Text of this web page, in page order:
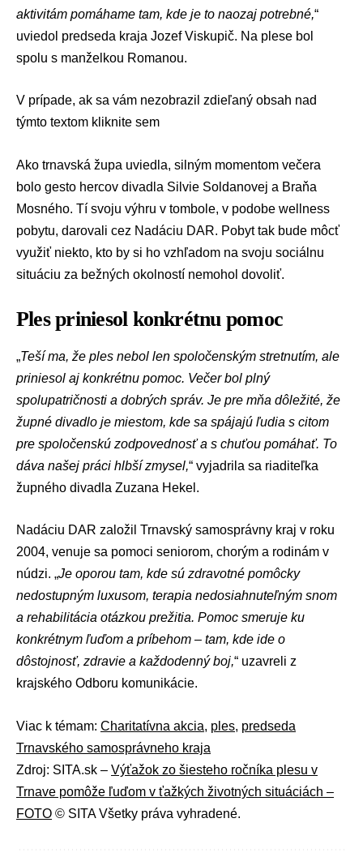
aktivitám pomáhame tam, kde je to naozaj potrebné,“
uviedol predseda kraja Jozef Viskupič. Na plese bol
spolu s manželkou Romanou.
V prípade, ak sa vám nezobrazil zdieľaný obsah nad
týmto textom kliknite sem
Ako trnavská župa uviedla, silným momentom večera
bolo gesto hercov divadla Silvie Soldanovej a Braňa
Mosného. Tí svoju výhru v tombole, v podobe wellness
pobytu, darovali cez Nadáciu DAR. Pobyt tak bude môcť
využiť niekto, kto by si ho vzhľadom na svoju sociálnu
situáciu za bežných okolností nemohol dovoliť.
Ples priniesol konkrétnu pomoc
„Teší ma, že ples nebol len spoločenským stretnutím, ale
priniesol aj konkrétnu pomoc. Večer bol plný
spolupatričnosti a dobrých správ. Je pre mňa dôležité, že
župné divadlo je miestom, kde sa spájajú ľudia s citom
pre spoločenskú zodpovednosť a s chuťou pomáhať. To
dáva našej práci hlbší zmysel,“ vyjadrila sa riaditeľka
župného divadla Zuzana Hekel.
Nadáciu DAR založil Trnavský samosprávny kraj v roku
2004, venuje sa pomoci seniorom, chorým a rodinám v
núdzi. „Je oporou tam, kde sú zdravotné pomôcky
nedostupným luxusom, terapia nedosiahnuteľným snom
a rehabilitácia otázkou prežitia. Pomoc smeruje ku
konkrétnym ľuďom a príbehom – tam, kde ide o
dôstojnosť, zdravie a každodenný boj,“ uzavreli z
krajského Odboru komunikácie.
Viac k témam: Charitatívna akcia, ples, predseda
Trnavského samosprávneho kraja
Zdroj: SITA.sk – Výťažok zo šiesteho ročníka plesu v
Trnave pomôže ľuďom v ťažkých životných situáciách –
FOTO © SITA Všetky práva vyhradené.